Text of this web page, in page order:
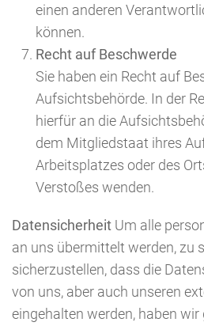
einen anderen
können.
Recht auf Beschwerde
Sie haben ein Recht auf
Aufsichtsbehörde. In der
hierfür an die
dem Mitgliedstaat ihres
Arbeitsplatzes oder des
Verstoßes wenden.
Datensicherheit Um alle
an uns übermittelt werden, zu
sicherzustellen, dass die
von uns, aber auch unseren
eingehalten werden, haben